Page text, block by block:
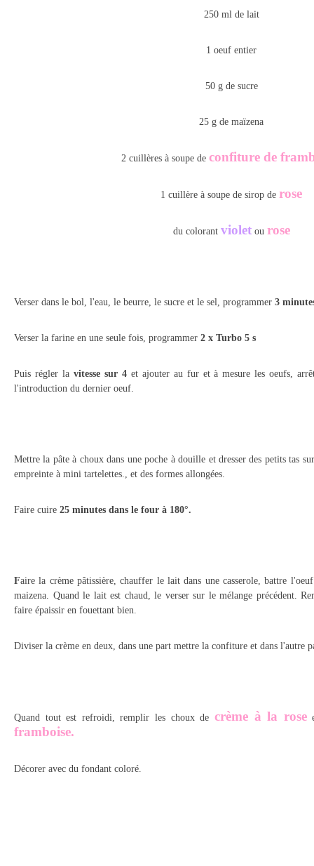
250 ml de lait
1 oeuf entier
50 g de sucre
25 g de maïzena
2 cuillères à soupe de confiture de
1 cuillère à soupe de sirop de rose
du colorant violetou rose
Verser dans le bol, l'eau, le beurre, le sucre et le sel, programmer 3
Verser la farine en une seule fois, programmer 2 x Turbo 5 s
Puis régler la vitesse sur 4et ajouter au fur et à mesure les oeufs,
l'introduction du dernier oeuf.
Mettre la pâte à choux dans une poche à douille et dresser des petits tas
empreinte à mini tartelettes., et des formes allongées.
Faire cuire 25 minutes dans le four à 180°.
Faire la crème pâtissière, chauffer le lait dans une casserole, battre
maizena. Quand le lait est chaud, le verser sur le mélange précédent.
faire épaissir en fouettant bien.
Diviser la crème en deux, dans une part mettre la confiture et dans l'autre
Quand tout est refroidi, remplir les choux de crème à la rose
framboise.
Décorer avec du fondant coloré.